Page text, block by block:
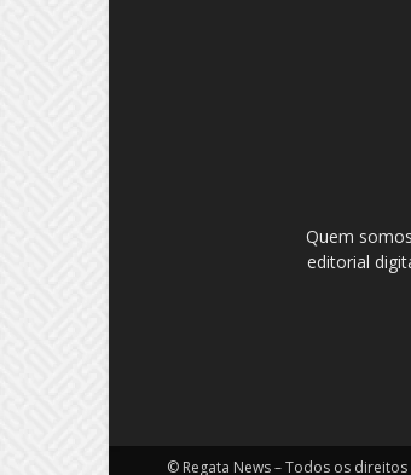
Quem
editorial
© Regata News – Todos os